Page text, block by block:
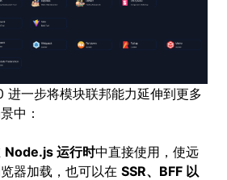
进一步将模块联邦能力延伸到更多
中：
Node.js 运行时中直接使用，使远
器加载，也可以在 SSR、BFF 以